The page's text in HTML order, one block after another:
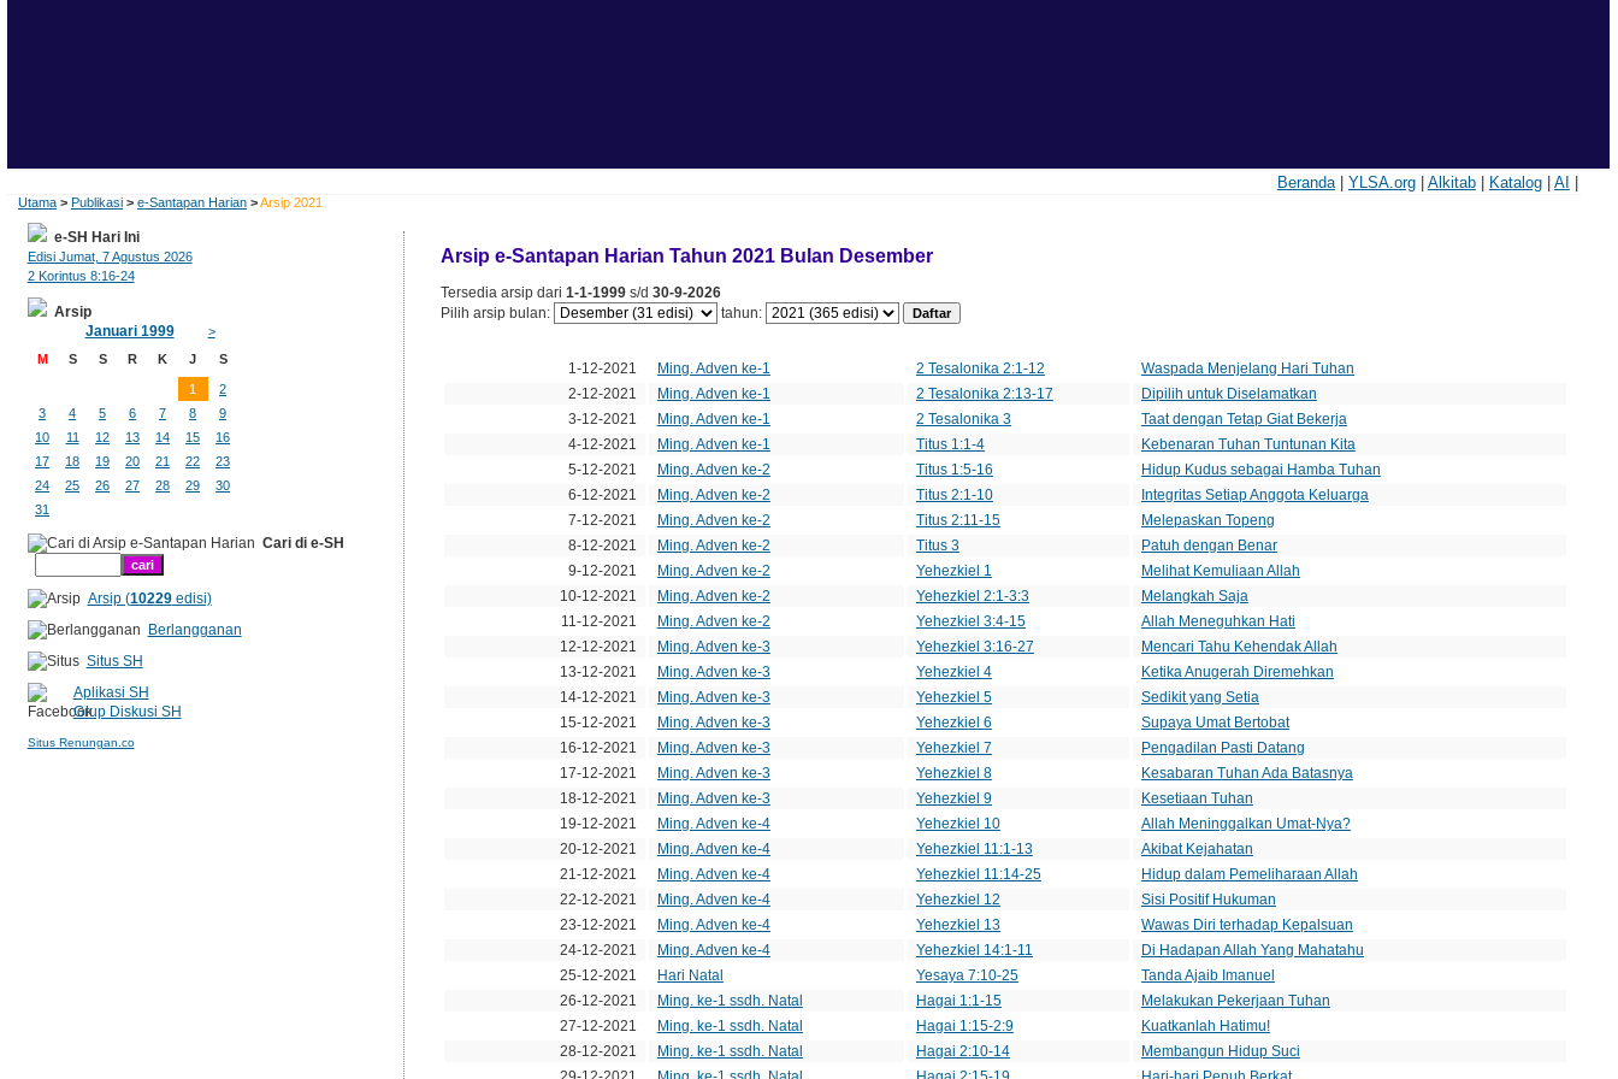
Beranda| YLSA.org| Alkitab| Katalog| AI
Utama > Publikasi > e-Santapan Harian >Arsip 2021
Arsip e-Santapan Harian Tahun 2021 Bulan Desember
Tersedia arsip dari 1-1-1999s/d 30-9-2026
Pilih arsip bulan:
tahun:
1-12-2021
Ming. Adven ke-1 2 Tesalonika 2:1-12
Waspada Menjelang Hari Tuhan
2-12-2021
Ming. Adven ke-1 2 Tesalonika 2:13-17
Dipilih untuk Diselamatkan
3-12-2021
Ming. Adven ke-1 2 Tesalonika 3
Taat dengan Tetap Giat Bekerja
4-12-2021
Ming. Adven ke-1 Titus 1:1-4
Kebenaran Tuhan Tuntunan Kita
5-12-2021
Ming. Adven ke-2 Titus 1:5-16
Hidup Kudus sebagai Hamba Tuhan
6-12-2021
Ming. Adven ke-2 Titus 2:1-10
Integritas Setiap Anggota Keluarga
7-12-2021
Ming. Adven ke-2 Titus 2:11-15
Melepaskan Topeng
8-12-2021
Ming. Adven ke-2 Titus 3
Patuh dengan Benar
9-12-2021
Ming. Adven ke-2 Yehezkiel 1
Melihat Kemuliaan Allah
10-12-2021
Ming. Adven ke-2 Yehezkiel 2:1-3:3
Melangkah Saja
11-12-2021
Ming. Adven ke-2 Yehezkiel 3:4-15
Allah Meneguhkan Hati
12-12-2021
Ming. Adven ke-3 Yehezkiel 3:16-27
Mencari Tahu Kehendak Allah
13-12-2021
Ming. Adven ke-3 Yehezkiel 4
Ketika Anugerah Diremehkan
14-12-2021
Ming. Adven ke-3 Yehezkiel 5
Sedikit yang Setia
15-12-2021
Ming. Adven ke-3 Yehezkiel 6
Supaya Umat Bertobat
16-12-2021
Ming. Adven ke-3 Yehezkiel 7
Pengadilan Pasti Datang
17-12-2021
Ming. Adven ke-3 Yehezkiel 8
Kesabaran Tuhan Ada Batasnya
18-12-2021
Ming. Adven ke-3 Yehezkiel 9
Kesetiaan Tuhan
19-12-2021
Ming. Adven ke-4 Yehezkiel 10
Allah Meninggalkan Umat-Nya?
20-12-2021
Ming. Adven ke-4 Yehezkiel 11:1-13
Akibat Kejahatan
21-12-2021
Ming. Adven ke-4 Yehezkiel 11:14-25
Hidup dalam Pemeliharaan Allah
22-12-2021
Ming. Adven ke-4 Yehezkiel 12
Sisi Positif Hukuman
23-12-2021
Ming. Adven ke-4 Yehezkiel 13
Wawas Diri terhadap Kepalsuan
24-12-2021
Ming. Adven ke-4 Yehezkiel 14:1-11
Di Hadapan Allah Yang Mahatahu
25-12-2021
Hari Natal Yesaya 7:10-25
Tanda Ajaib Imanuel
26-12-2021
Ming. ke-1 ssdh. Natal Hagai 1:1-15
Melakukan Pekerjaan Tuhan
27-12-2021
Ming. ke-1 ssdh. Natal Hagai 1:15-2:9
Kuatkanlah Hatimu!
28-12-2021
Ming. ke-1 ssdh. Natal Hagai 2:10-14
Membangun Hidup Suci
e-SH Hari Ini
Edisi Jumat, 7 Agustus 2026
2 Korintus 8:16-24
Arsip
Januari 1999
>
M
S S R K J S
1
2
3
4 5 6 7 8
9
10
11 12 13 14 15
16
17
18 19 20 21 22
23
24
25 26 27 28 29
30
31
Cari di e-SH
Arsip (10229edisi)
Berlangganan
Situs SH
Aplikasi SH
Grup Diskusi SH
Situs Renungan.co